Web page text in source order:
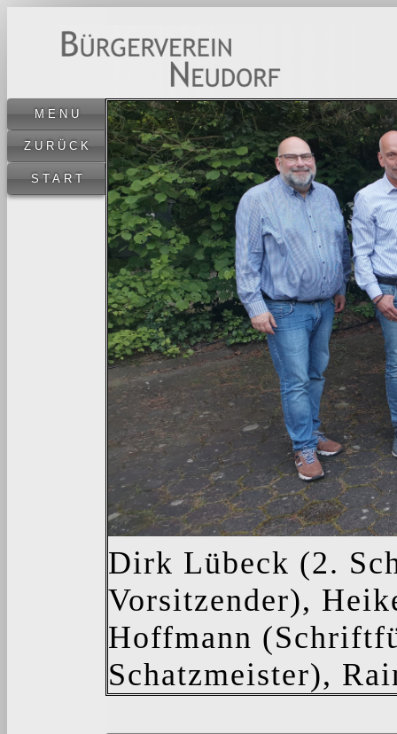
MENU
ZURÜCK
START
Dirk Lübeck (2.
Vorsitzender),
Hoffmann
Schatzmeister),